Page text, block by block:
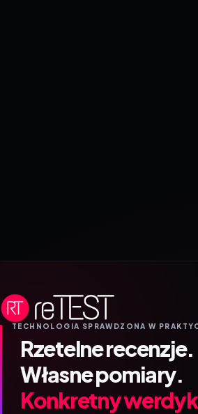
TECHNOLOGIA SPRAWDZONA W
Rzetelne recenzje.
Własne pomiary.
Konkretny